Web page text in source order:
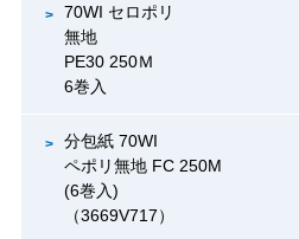
70WI セロポリ
無地
PE30 250Ｍ
6巻入
分包紙 70WI
ペポリ無地 FC 250M
(6巻入)
（3669V717）